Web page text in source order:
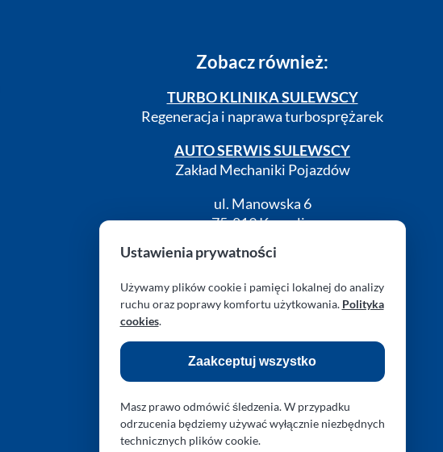
Zobacz również:
TURBO KLINIKA SULEWSCY
Regeneracja i naprawa turbosprężarek
AUTO SERWIS SULEWSCY
Zakład Mechaniki Pojazdów
ul. Manowska 6
75-819 Koszalin
zachodniopomorskie
Polska
turboklinika.com.pl
RODO (GDPR) Cookies
Obserwuj nas na Facebook
Obserwuj nas na Instagram
Obserwuj nas na Threads
Obserwuj nas przez
Ustawienia prywatności
Używamy plików cookie i pamięci lokalnej do analizy
ruchu oraz poprawy komfortu użytkowania. Polityka
cookies.
Zaakceptuj wszystko
Masz prawo odmówić śledzenia. W przypadku
odrzucenia będziemy używać wyłącznie niezbędnych
technicznych plików cookie.